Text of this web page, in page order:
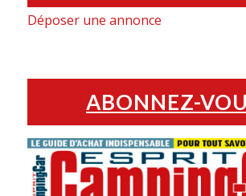
Déposer une annonce
ABONNEZ-